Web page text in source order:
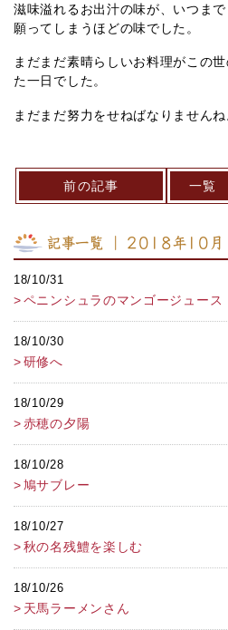
滋味溢れるお出汁の味が、いつま
願ってしまうほどの味でした。
まだまだ素晴らしいお料理がこの
た一日でした。
まだまだ努力をせねばなりませんね
前の記事 一覧
記事一覧 ｜ 2018年10月
18/10/31
ペニンシュラのマンゴージュース
18/10/30
研修へ
18/10/29
赤穂の夕陽
18/10/28
鳩サブレー
18/10/27
秋の名残鱧を楽しむ
18/10/26
天馬ラーメンさん